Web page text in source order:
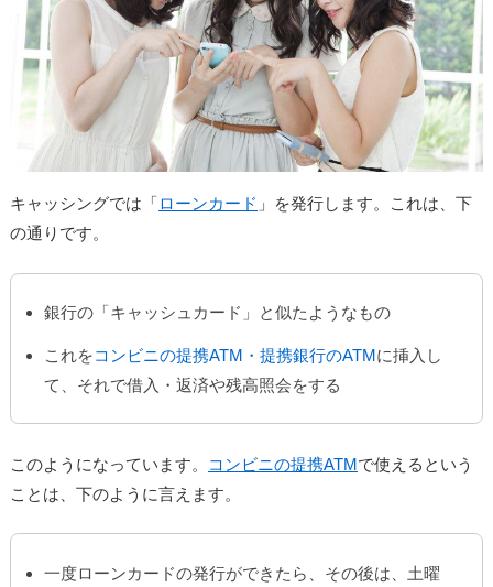
キャッシングでは「ローンカード 」を発行します。これは、下
の通りです。
銀行の「キャッシュカード」と似たようなもの
これをコンビニの提携ATM・提携銀行のATMに挿入し
て、それで借入・返済や残高照会をする
このようになっています。 コンビニの提携ATMで使えるという
ことは、下のように言えます。
一度ローンカードの発行ができたら、その後は、土曜